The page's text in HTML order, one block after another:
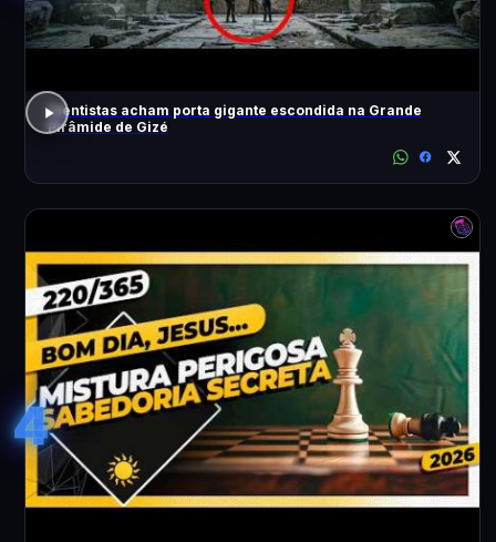
Cientistas acham porta gigante escondida na Grande
Pirâmide de Gizé
4